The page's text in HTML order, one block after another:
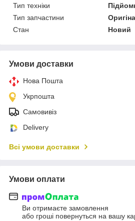
Тип техніки
Тип запчастини
Стан
Новий
Умови доставки
Нова Пошта
Укрпошта
Самовивіз
Delivery
Всі умови доставки
Умови оплати
Ви отримаєте замовлення
або гроші повернуться на вашу